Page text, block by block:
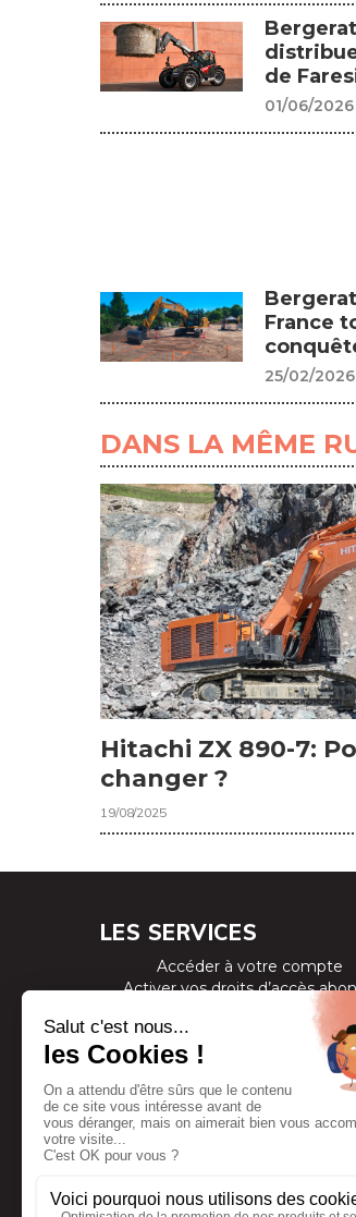
de
01/06/2026
France
25/02/2026
DANS LA MÊME
Hitachi ZX 890-7:
changer ?
19/08/2025
LES SERVICES
Accéder à votre compte
Activer vos droits d’accès
Consulter les magazines
S’inscrire aux newsletters
Devenir annonceur
Se connecter à l’extranet
Nous contacter